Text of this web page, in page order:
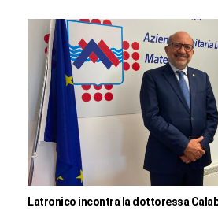
Latronico incontra la dottoressa